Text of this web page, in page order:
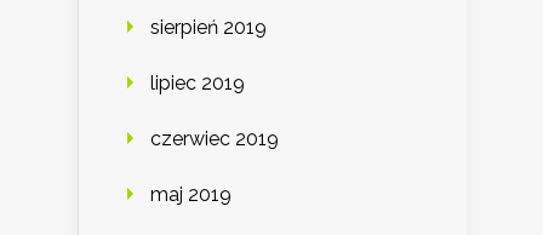
sierpień 2019
lipiec 2019
czerwiec 2019
maj 2019